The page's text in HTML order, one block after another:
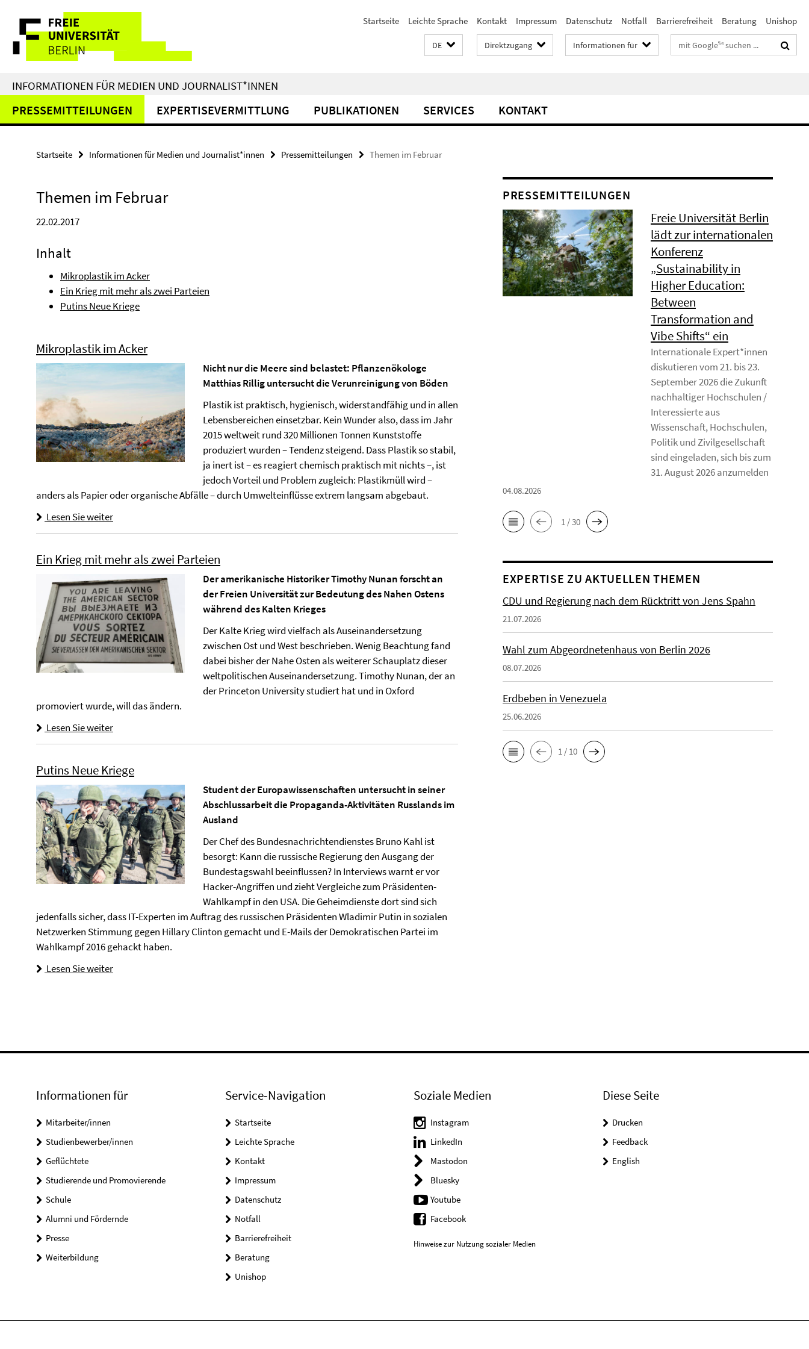
direkt
Inhalt
Service-
Navigation
Startseite Leichte Sprache Kontakt Impressum Datenschutz Notfall Barrierefreiheit Beratung Unishop
DE Direktzugang Informationen für Suchbegriffe
INFORMATIONEN FÜR MEDIEN UND JOURNALIST*INNEN
PRESSEMITTEILUNGEN EXPERTISEVERMITTLUNG PUBLIKATIONEN SERVICES KONTAKT
Startseite Informationen für Medien und Journalist*innen Pressemitteilungen Themen im Februar
Themen im Februar
22.02.2017
Inhalt
Mikroplastik im Acker
Ein Krieg mit mehr als zwei Parteien
Putins Neue Kriege
Mikroplastik im Acker
Nicht nur die Meere sind belastet: Pflanzenökologe
Matthias Rillig untersucht die Verunreinigung von Böden
Plastik ist praktisch, hygienisch, widerstandfähig und in allen
Lebensbereichen einsetzbar. Kein Wunder also, dass im Jahr
2015 weltweit rund 320 Millionen Tonnen Kunststoffe
produziert wurden – Tendenz steigend. Dass Plastik so stabil,
ja inert ist – es reagiert chemisch praktisch mit nichts –, ist
jedoch Vorteil und Problem zugleich: Plastikmüll wird –
anders als Papier oder organische Abfälle – durch Umwelteinflüsse extrem langsam abgebaut.
Lesen Sie weiter
Ein Krieg mit mehr als zwei Parteien
Der amerikanische Historiker Timothy Nunan forscht an
der Freien Universität zur Bedeutung des Nahen Ostens
während des Kalten Krieges
Der Kalte Krieg wird vielfach als Auseinandersetzung
zwischen Ost und West beschrieben. Wenig Beachtung fand
dabei bisher der Nahe Osten als weiterer Schauplatz dieser
weltpolitischen Auseinandersetzung. Timothy Nunan, der an
der Princeton University studiert hat und in Oxford
promoviert wurde, will das ändern.
Lesen Sie weiter
Putins Neue Kriege
Student der Europawissenschaften untersucht in seiner
Abschlussarbeit die Propaganda-Aktivitäten Russlands im
Ausland
Der Chef des Bundesnachrichtendienstes Bruno Kahl ist
besorgt: Kann die russische Regierung den Ausgang der
Bundestagswahl beeinflussen? In Interviews warnt er vor
Hacker-Angriffen und zieht Vergleiche zum Präsidenten-
Wahlkampf in den USA. Die Geheimdienste dort sind sich
jedenfalls sicher, dass IT-Experten im Auftrag des russischen Präsidenten Wladimir Putin in sozialen
Netzwerken Stimmung gegen Hillary Clinton gemacht und E-Mails der Demokratischen Partei im
Wahlkampf 2016 gehackt haben.
Lesen Sie weiter
PRESSEMITTEILUNGEN
Freie Universität Berlin
lädt zur internationalen
Konferenz
„Sustainability in
Higher Education:
Between
Transformation and
Vibe Shifts“ ein
Internationale Expert*innen
diskutieren vom 21. bis 23.
September 2026 die Zukunft
nachhaltiger Hochschulen /
Interessierte aus
Wissenschaft, Hochschulen,
Politik und Zivilgesellschaft
sind eingeladen, sich bis zum
31. August 2026 anzumelden
04.08.2026
1 / 30
EXPERTISE ZU AKTUELLEN THEMEN
CDU und Regierung nach dem Rücktritt von Jens Spahn
21.07.2026
Wahl zum Abgeordnetenhaus von Berlin 2026
08.07.2026
Erdbeben in Venezuela
25.06.2026
1 / 10
Informationen für
Mitarbeiter/innen
Studienbewerber/innen
Geflüchtete
Studierende und Promovierende
Schule
Alumni und Fördernde
Presse
Weiterbildung
Service-Navigation
Startseite
Leichte Sprache
Kontakt
Impressum
Datenschutz
Notfall
Barrierefreiheit
Beratung
Unishop
Soziale Medien
Instagram
LinkedIn
Mastodon
Bluesky
Youtube
Facebook
Hinweise zur Nutzung sozialer Medien
Diese Seite
Drucken
Feedback
English